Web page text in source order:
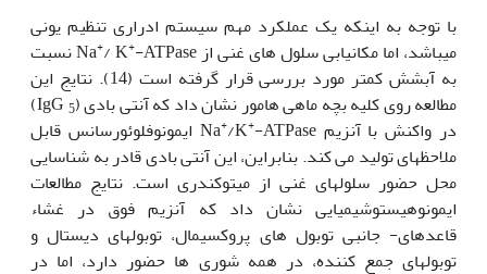
با توجه به اینکه یک عملکرد مهم سیستم ادراری تنظیم یونی
می‏باشد، اما مکان‏یابی سلول های غنی از Na
+/ K+
-ATPase نسبت
به آبشش کمتر مورد بررسی قرار گرفته است (14). نتایج این
مطالعه روی کلیه بچه ماهی هامور نشان داد که آنتی بادی (IgG5
)
در واکنش با آنزیم Na
+/K+
-ATPase ایمونوفلوئورسانس قابل
ملاحظه‏ای تولید می کند. بنابراین، این آنتی بادی قادر به شناسایی
محل حضور سلول‏های غنی از میتوکندری است. نتایج مطالعات
ایمونوهیستوشیمیایی نشان داد که آنزیم فوق در غشاء
قاعده‏ای- جانبی توبول های پروکسیمال، توبول‏های دیستال و
توبول‏های جمع کننده، در همه شوری ها حضور دارد، اما در